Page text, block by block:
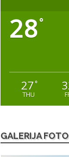
28°
27°
THU
GALERIJA